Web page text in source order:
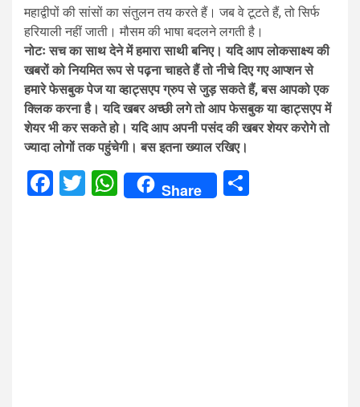
महाद्वीपों की सांसों का संतुलन तय करते हैं। जब वे टूटते हैं, तो सिर्फ
हरियाली नहीं जाती। मौसम की भाषा बदलने लगती है।
नोटः सच का साथ देने में हमारा साथी बनिए। यदि आप लोकसाक्ष्य की
खबरों को नियमित रूप से पढ़ना चाहते हैं तो नीचे दिए गए आप्शन से
हमारे फेसबुक पेज या व्हाट्सएप ग्रुप से जुड़ सकते हैं, बस आपको एक
क्लिक करना है। यदि खबर अच्छी लगे तो आप फेसबुक या व्हाट्सएप में
शेयर भी कर सकते हो। यदि आप अपनी पसंद की खबर शेयर करोगे तो
ज्यादा लोगों तक पहुंचेगी। बस इतना ख्याल रखिए।
Facebook
Twitter
WhatsApp
Share